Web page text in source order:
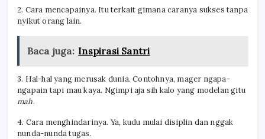
2. Cara mencapainya. Itu terkait gimana caranya sukses tanpa
nyikut orang lain.
Baca juga: Inspirasi Santri
3. Hal-hal yang merusak dunia. Contohnya, mager ngapa-
ngapain tapi mau kaya. Ngimpi aja sih kalo yang modelan gitu
mah.
4. Cara menghindarinya. Ya, kudu mulai disiplin dan nggak
nunda-nunda tugas.